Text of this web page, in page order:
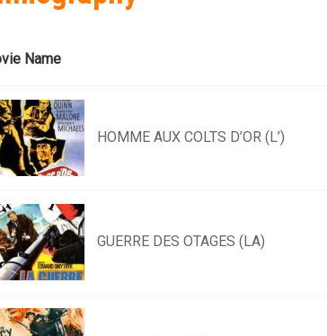
Name
HOMME AUX COLTS D’OR (L’)
GUERRE DES OTAGES (LA)